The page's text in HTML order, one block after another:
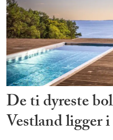
De ti dyreste
Vestland ligger